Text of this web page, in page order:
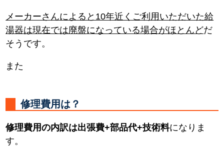
メーカーさんによると10年近くご利用いただいた給
湯器は現在では廃盤になっている場合がほとんどだ
そうです。
また
修理費用は？
修理費用の内訳は出張費+部品代+技術料になりま
す。